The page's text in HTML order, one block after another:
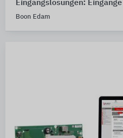
Eingangslösungen:
Boon Edam